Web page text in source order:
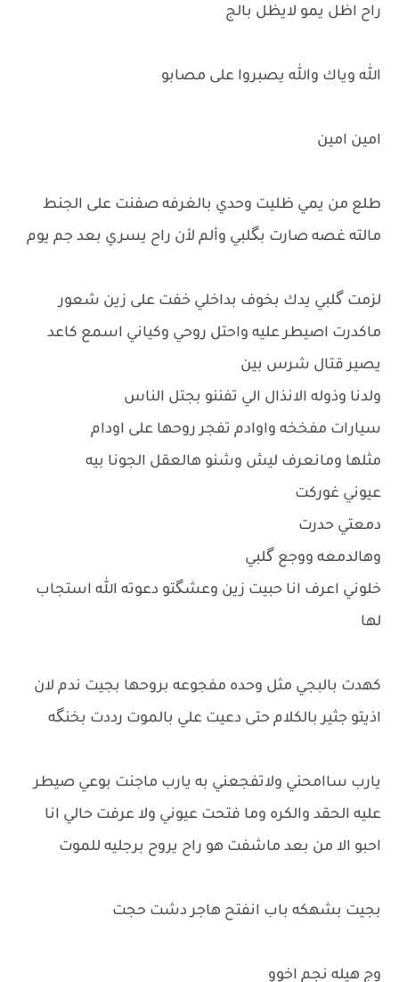
راح اظل يمو لايظل بالج
الله وياك والله يصبروا على مصابو
امين امين
طلع من يمي ظليت وحدي بالغرفه صفنت على الجنط
مالته غصه صارت بگلبي وألم لأن راح يسري بعد جم يوم
لزمت گلبي يدك بخوف بداخلي خفت على زين شعور
ماكدرت اصيطر عليه واحتل روحي وكياني اسمع كاعد
يصير قتال شرس بين
ولدنا وذوله الانذال الي تفننو بجتل الناس
سيارات مفخخه واوادم تفجر روحها على اودام
مثلها ومانعرف ليش وشنو هالعقل الجونا بيه
عيوني غوركت
دمعتي حدرت
وهالدمعه ووجع گلبي
خلوني اعرف انا حبيت زين وعشگتو دعوته الله استجاب
لها
كهدت بالبجي مثل وحده مفجوعه بروحها بجيت ندم لان
اذيتو جثير بالكلام حتى دعيت علي بالموت رددت بخنگه
يارب ساامحني ولاتفجعني به يارب ماجنت بوعي صيطر
عليه الحقد والكره وما فتحت عيوني ولا عرفت حالي انا
احبو الا من بعد ماشفت هو راح يروح برجليه للموت
بجيت بشهكه باب انفتح هاجر دشت حجت
وج هيله نجم اخوو